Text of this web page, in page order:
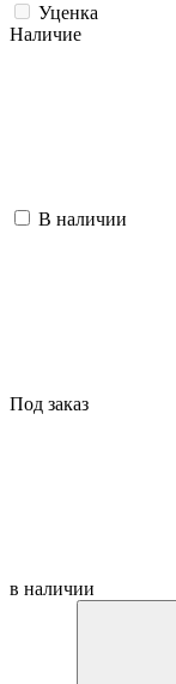
Уценка
Наличие
В наличии
Под заказ
в наличии